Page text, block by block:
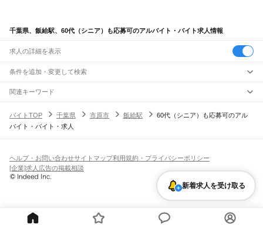
千葉県、飯給駅、60代（シニア）も応募可のアルバイト・バイト求人情報
求人の詳細を表示
条件を追加・変更して検索
市区町村を追加・変更
千葉県すべて
千葉市 すべて
旭市習志野市柏市勝浦市市原市流山市八千代市我孫子市鴨川市鎌ケ谷市
君津市富津市浦安市 印西市白井市富里市南房総市
匝瑳市香取市 印旛郡 香取郡山武郡 長生郡夷隅郡
駅を追加・変更
JR中央・総武線
市川駅本八幡駅下総中山駅 津田沼駅幕張本郷駅幕張駅
新検見川駅
南酒々井駅
日向駅 横芝駅飯倉駅 干潟駅
飯岡駅倉橋駅 松岸駅銚子駅
職種を追加・変更
飲食・フードサービスすべて
ホールスタッフキッチンスタッフ
パン屋（ベーカリー）
バー（BAR）・バーテンダー
飲食店（店長・マネージャー）
営業テレフォンアポインター（テレアポ） ルートセールス
フードカウンター販売員
アパレル 家電量販店・携帯販売（携帯ショップ）
人気
日払いOK高校生歓迎 髪型・髪色自由
留学生・外国人活躍中
シフト
雇用形態を追加・変更
派遣社員
関連キーワード
バイトTOP
千葉県 市原市 飯給駅
60代（シニア）も応募可のアル
バイト・バイト・求人
新着求人を受け取る
ヘルプ・お問い合わせサイトマップ利用規約・プライバシーポリシー
[企業]求人広告の掲載相談